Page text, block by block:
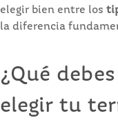
elegir bien entre los
la diferencia
¿Qué
elegir tu